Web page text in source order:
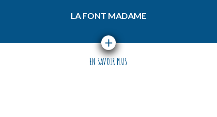
LA FONT MADAME
EN SAVOIR PLUS